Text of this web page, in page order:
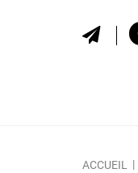
ACCUEIL